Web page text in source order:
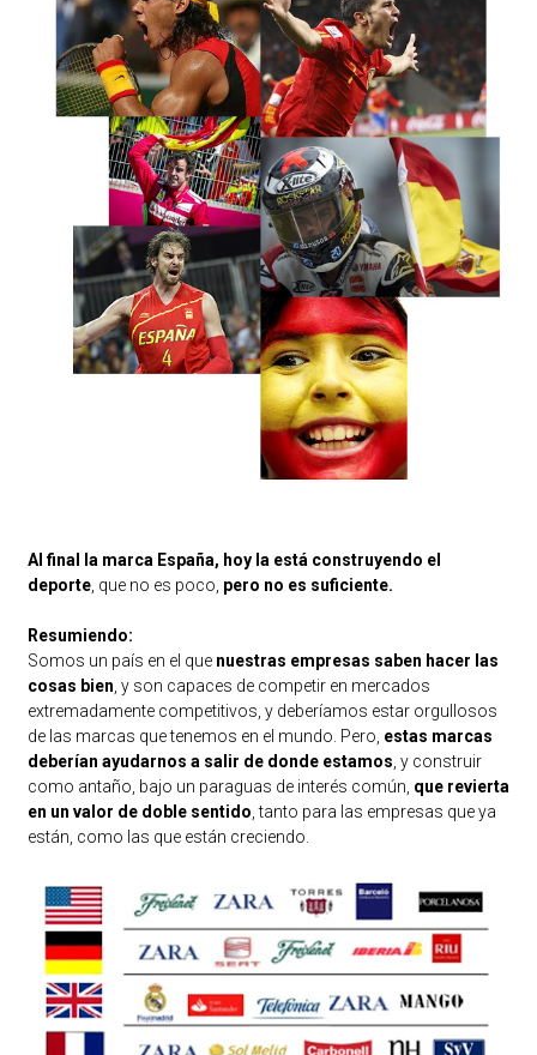
Al final la marca España, hoy la está construyendo el
deporte, que no es poco, pero no es suficiente.
Resumiendo:
Somos un país en el que nuestras empresas saben hacer las
cosas bien , y son capaces de competir en mercados
extremadamente competitivos, y deberíamos estar orgullosos
de las marcas que tenemos en el mundo. Pero, estas marcas
deberían ayudarnos a salir de donde estamos , y construir
como antaño, bajo un paraguas de interés común, que revierta
en un valor de doble sentido , tanto para las empresas que ya
están, como las que están creciendo.